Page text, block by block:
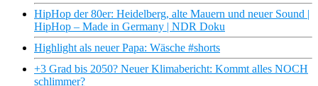
HipHop der 80er: Heidelberg, alte Mauern und neuer Sound |
HipHop – Made in Germany | NDR Doku
Highlight als neuer Papa: Wäsche #shorts
+3 Grad bis 2050? Neuer Klimabericht: Kommt alles NOCH
schlimmer?